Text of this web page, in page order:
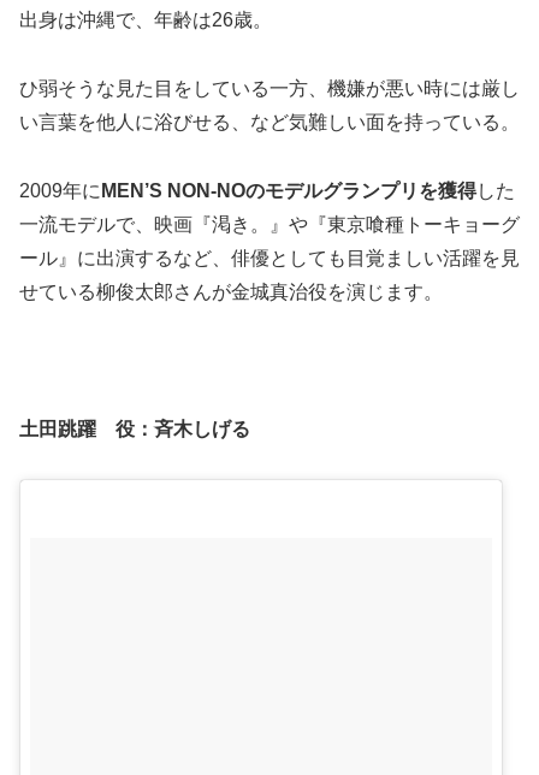
出身は沖縄で、年齢は26歳。
ひ弱そうな見た目をしている一方、機嫌が悪い時には厳し
い言葉を他人に浴びせる、など気難しい面を持っている。
2009年に MEN’S NON-NOのモデルグランプリを獲得した
一流モデルで、映画『渇き。』や『東京喰種トーキョーグ
ール』に出演するなど、俳優としても目覚ましい活躍を見
せている柳俊太郎さんが金城真治役を演じます。
土田跳躍 役：斉木しげる